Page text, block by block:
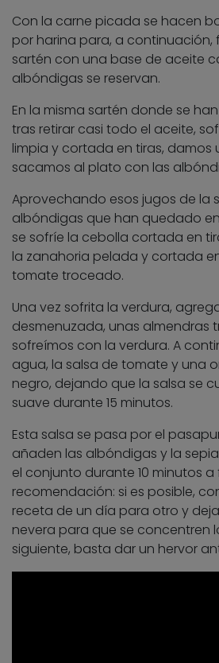
Con la carne picada se hacen
por harina para, a continuación,
sartén con una base de aceite
albóndigas se reservan.
En la misma sartén donde se
tras retirar casi todo el aceite,
limpia y cortada en tiras, damos
sacamos al plato con las
Aprovechando esos jugos de la
albóndigas que han quedado
se sofríe la cebolla cortada en
la zanahoria pelada y cortada
tomate troceado.
Una vez sofrita la verdura,
desmenuzada, unas almendras
sofreímos con la verdura. A
agua, la salsa de tomate y una
negro, dejando que la salsa se
suave durante 15 minutos.
Esta salsa se pasa por el
añaden las albóndigas y la
el conjunto durante 10 minutos
recomendación: si es posible,
receta de un día para otro y
nevera para que se concentren
siguiente, basta dar un hervor